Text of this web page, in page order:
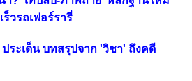
ร็วรถเฟอร์รารี่
ระเด็น บทสรุปจาก 'วิชา' ถึงคดี